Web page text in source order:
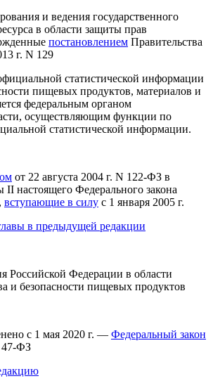
и ведения государственного
в области защиты прав
постановлением Правительства
г. N 129
статистической информации
пищевых продуктов, материалов и
федеральным органом
осуществляющим функции по
статистической информации.
от 22 августа 2004 г. N 122-ФЗ в
II настоящего Федерального закона
вступающие в силу с 1 января 2005 г.
в предыдущей редакции
Российской Федерации в области
и безопасности пищевых продуктов
с 1 мая 2020 г. — Федеральный закон
47-ФЗ